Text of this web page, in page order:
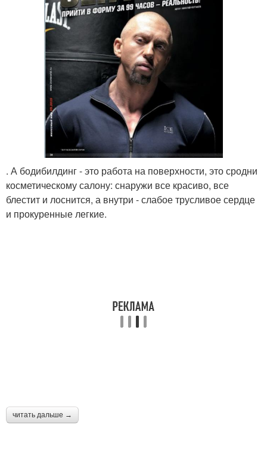
. А бодибилдинг - это работа на поверхности, это сродни
косметическому салону: снаружи все красиво, все
блестит и лоснится, а внутри - слабое трусливое сердце
и прокуренные легкие.
читать дальше →